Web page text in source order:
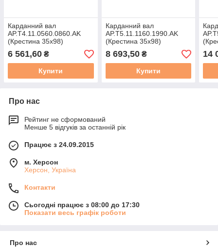
Карданний вал
AP.T4.11.0560.0860.AK
(Крестина 35х98)
6 561,60 ₴
Купити
Карданний вал
AP.T5.11.1160.1990.AK
(Крестина 35х98)
8 693,50₴
Купити
14
Про нас
Рейтинг не сформований
Менше 5 відгуків за останній рік
Працює з 24.09.2015
м. Херсон
Херсон, Україна
Контакти
Сьогодні працює з 08:00 до 17:30
Показати весь графік роботи
Про нас